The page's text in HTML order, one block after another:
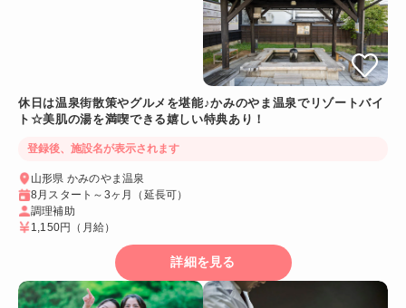
休日は温泉街散策やグルメを堪能♪かみのやま温泉でリゾートバイ
ト☆美肌の湯を満喫できる嬉しい特典あり！
登録後、施設名が表示されます
山形県 かみのやま温泉
8月スタート～3ヶ月（延長可）
調理補助
1,150円 （月給）
詳細を見る